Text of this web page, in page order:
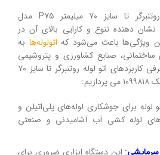
کاربردهایی که اتو لوله روتنبرگر تا سایز ۷۰ میلیمتر P75 مدل
۱۰۹۹۸۱۸ دارد، نشان دهنده تنوع و کارایی بالای آن‌ در
ویژگی‌ها باعث می‌شود که اتولوله‌ها به
ساختمانی، صنایع کشاورزی و پتروشیمی
تبدیل شود. در ادامه به معرفی کاربردهای اتو لوله روتنبرگر تا سایز ۷۰
لوله برای جوشکاری لوله‌های پلی‌اتیلن و
لوله ‌کشی آب آشامیدنی و صنعتی
: این دستگاه ابزاری ضروری برای